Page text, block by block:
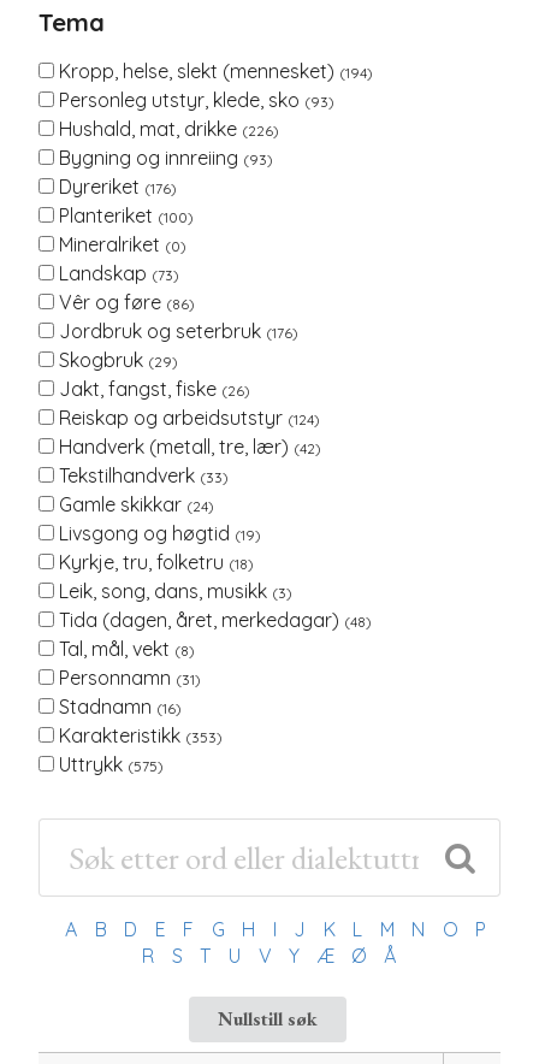
Tema
Kropp, helse, slekt (mennesket) (194)
Personleg utstyr, klede, sko (93)
Hushald, mat, drikke (226)
Bygning og innreiing (93)
Dyreriket (176)
Planteriket (100)
Mineralriket (0)
Landskap (73)
Vêr og føre (86)
Jordbruk og seterbruk (176)
Skogbruk (29)
Jakt, fangst, fiske (26)
Reiskap og arbeidsutstyr (124)
Handverk (metall, tre, lær) (42)
Tekstilhandverk (33)
Gamle skikkar (24)
Livsgong og høgtid (19)
Kyrkje, tru, folketru (18)
Leik, song, dans, musikk (3)
Tida (dagen, året, merkedagar) (48)
Tal, mål, vekt (8)
Personnamn (31)
Stadnamn (16)
Karakteristikk (353)
Uttrykk (575)
A B D E F G H I J K L M N O
P
R
S T U V Y Æ Ø Å
Nullstill søk